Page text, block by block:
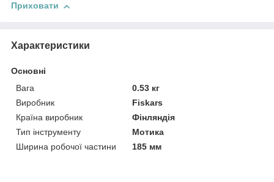
Приховати
Характеристики
Основні
Вага
0.53 кг
Виробник
Fiskars
Країна виробник
Фінляндія
Тип інструменту
Мотика
Ширина робочої частини
185 мм